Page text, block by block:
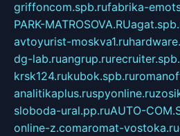
griffoncom.spb.rufabrika-
PARK-MATROSOVA.RU
avtoyurist-moskva1.ru
dg-lab.ruangrup.ru
krsk124.rukubok.spb.ru
analitikaplus.ruspyonline.ru
sloboda-ural.pp.ruAUTO-
online-z.comaromat-vostoka.ru